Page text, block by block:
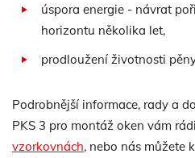
úspora energie - návrat
horizontu několika let,
prodloužení životnosti
Podrobnější informace, rady a
PKS 3 pro montáž oken vám
vzorkovnách, nebo nás můžete